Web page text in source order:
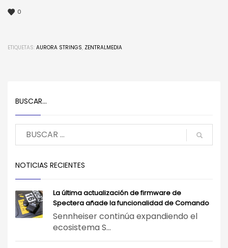
0
ETIQUETAS: AURORA STRINGS, ZENTRALMEDIA
BUSCAR…
NOTICIAS RECIENTES
La última actualización de firmware de
Spectera añade la funcionalidad de Comando
Sennheiser continúa expandiendo el
ecosistema S...